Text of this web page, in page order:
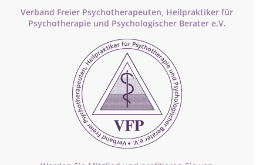
Verband Freier Psychotherapeuten, Heilpraktiker für
Psychotherapie und Psychologischer Berater e.V.